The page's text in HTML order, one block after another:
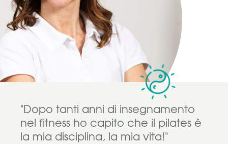
"Dopo tanti anni di insegnamento
nel fitness ho capito che il pilates è
la mia disciplina, la mia vita!"